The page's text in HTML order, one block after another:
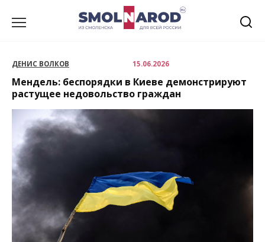
ДЕНИС ВОЛКОВ 15.06.2026
Мендель: беспорядки в Киеве демонстрируют
растущее недовольство граждан